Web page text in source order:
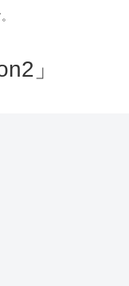
」